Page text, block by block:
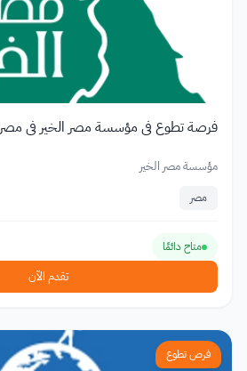
فرصة تطوع في مؤسسة مصر الخير في مصر
مؤسسة مصر الخير
مصر
متاح دائمًا
تقدم الآن
فرص تطوع